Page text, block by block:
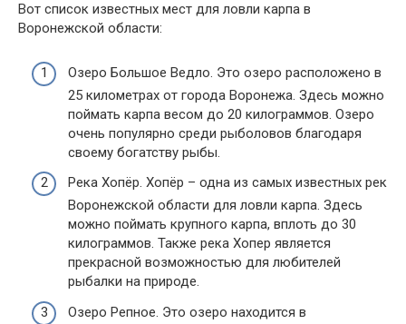
Вот список известных мест для ловли карпа в
Воронежской области:
Озеро Большое Ведло. Это озеро расположено в
25 километрах от города Воронежа. Здесь можно
поймать карпа весом до 20 килограммов. Озеро
очень популярно среди рыболовов благодаря
своему богатству рыбы.
Река Хопёр. Хопёр – одна из самых известных рек
Воронежской области для ловли карпа. Здесь
можно поймать крупного карпа, вплоть до 30
килограммов. Также река Хопер является
прекрасной возможностью для любителей
рыбалки на природе.
Озеро Репное. Это озеро находится в